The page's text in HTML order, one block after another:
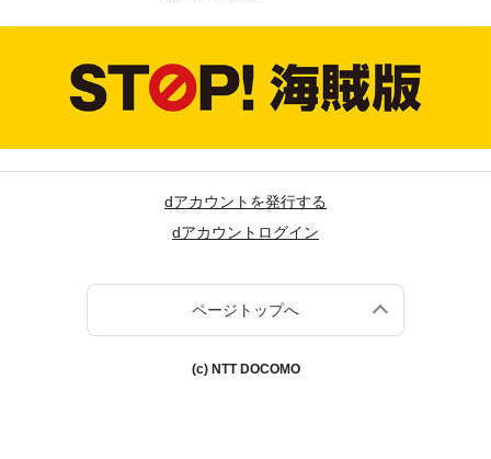
dアカウントを発行する
dアカウントログイン
ページトップへ
(c) NTT DOCOMO